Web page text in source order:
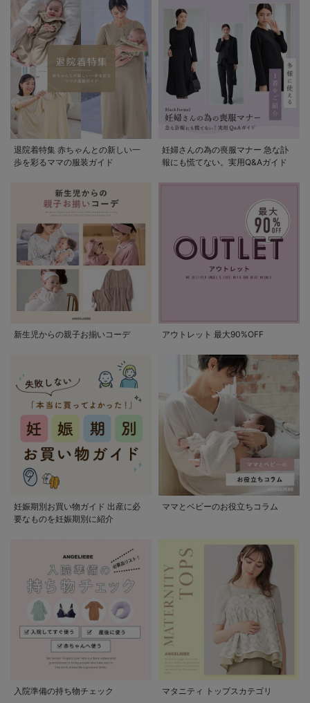
退院着特集 赤ちゃんとの新しい一
歩を彩るママの服装ガイド
妊婦さんの為の喪服マナー 急な訃
報にも慌てない。実用Q&Aガイド
新生児からの親子お揃いコーデ アウトレット 最大90%OFF
妊娠期別お買い物ガイド 出産に必
要なものを妊娠期別に紹介
ママとベビーのお役立ちコラム
入院準備の持ち物チェック マタニティ トップスカテゴリ